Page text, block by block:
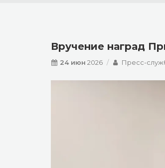
Вручение наград
24 июн 2026 Пресс-